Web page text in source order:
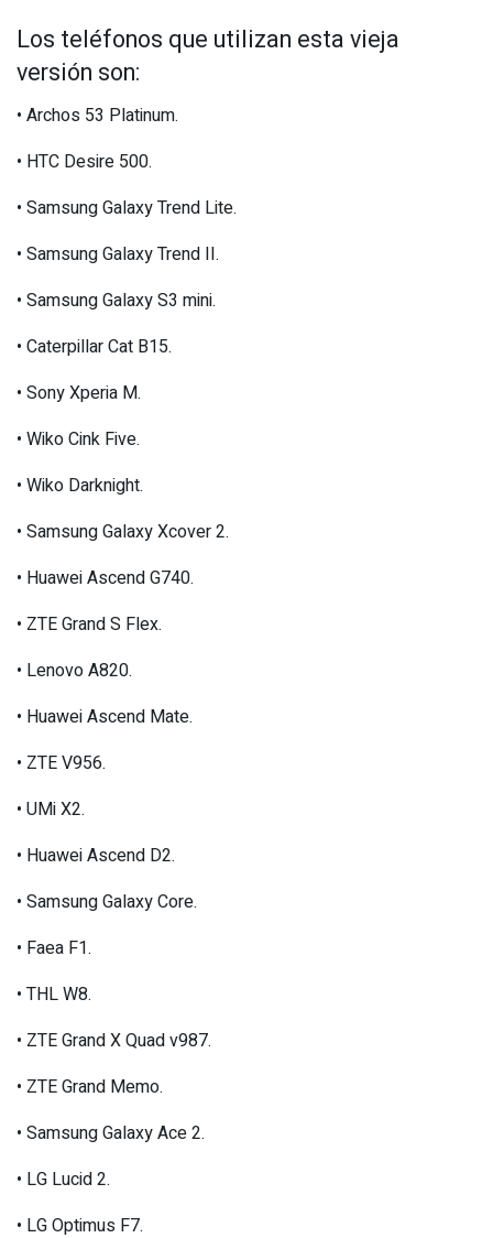
Los teléfonos que utilizan esta vieja
versión son:
• Archos 53 Platinum.
• HTC Desire 500.
• Samsung Galaxy Trend Lite.
• Samsung Galaxy Trend II.
• Samsung Galaxy S3 mini.
• Caterpillar Cat B15.
• Sony Xperia M.
• Wiko Cink Five.
• Wiko Darknight.
• Samsung Galaxy Xcover 2.
• Huawei Ascend G740.
• ZTE Grand S Flex.
• Lenovo A820.
• Huawei Ascend Mate.
• ZTE V956.
• UMi X2.
• Huawei Ascend D2.
• Samsung Galaxy Core.
• Faea F1.
• THL W8.
• ZTE Grand X Quad v987.
• ZTE Grand Memo.
• Samsung Galaxy Ace 2.
• LG Lucid 2.
• LG Optimus F7.